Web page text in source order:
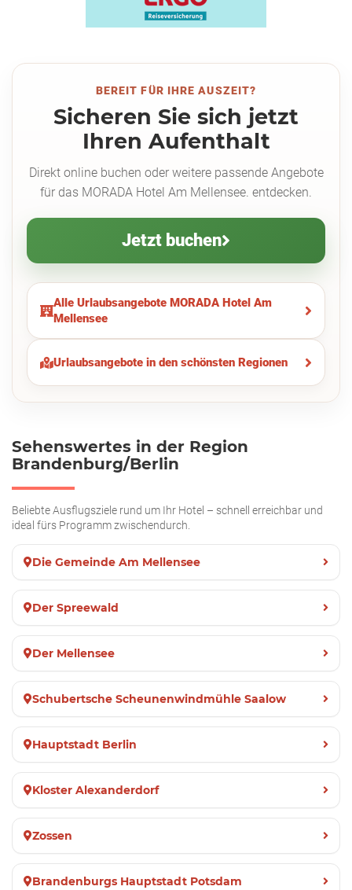
BEREIT FÜR IHRE AUSZEIT?
Sicheren Sie sich jetzt
Ihren Aufenthalt
Direkt online buchen oder weitere passende Angebote
für das MORADA Hotel Am Mellensee. entdecken.
Jetzt buchen
Alle Urlaubsangebote MORADA Hotel Am
Mellensee
Urlaubsangebote in den schönsten Regionen
Sehenswertes in der Region
Brandenburg/Berlin
Beliebte Ausflugsziele rund um Ihr Hotel – schnell erreichbar und
ideal fürs Programm zwischendurch.
Die Gemeinde Am Mellensee
Der Spreewald
Der Mellensee
Schubertsche Scheunenwindmühle Saalow
Hauptstadt Berlin
Kloster Alexanderdorf
Zossen
Brandenburgs Hauptstadt Potsdam